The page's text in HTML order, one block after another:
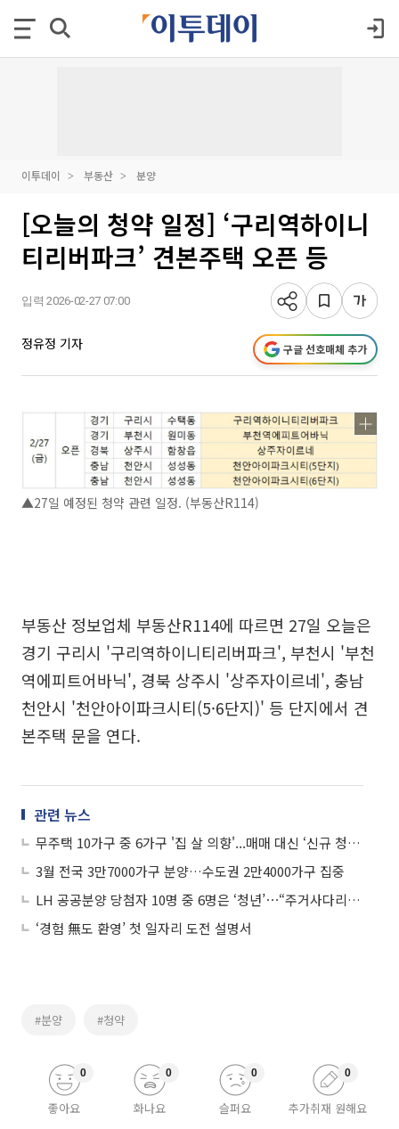
이투데이 부동산 분양
[오늘의 청약 일정] ‘구리역하이니
티리버파크’ 견본주택 오픈 등
입력 2026-02-27 07:00
정유정 기자 구글 선호매체 추가
▲27일 예정된 청약 관련 일정. (부동산R114)
부동산 정보업체 부동산R114에 따르면 27일 오늘은
경기 구리시 '구리역하이니티리버파크', 부천시 '부천
역에피트어바닉', 경북 상주시 '상주자이르네', 충남
천안시 '천안아이파크시티(5·6단지)' 등 단지에서 견
본주택 문을 연다.
관련 뉴스
무주택 10가구 중 6가구 '집 살 의향'...매매 대신 ‘신규 청약’ 선호
3월 전국 3만7000가구 분양…수도권 2만4000가구 집중
LH 공공분양 당첨자 10명 중 6명은 ‘청년’⋯“주거사다리 역할 톡톡”
‘경험 無도 환영’ 첫 일자리 도전 설명서
#분양 #청약
좋아요
0
화나요
0
슬퍼요
0
추가취재 원해요
0